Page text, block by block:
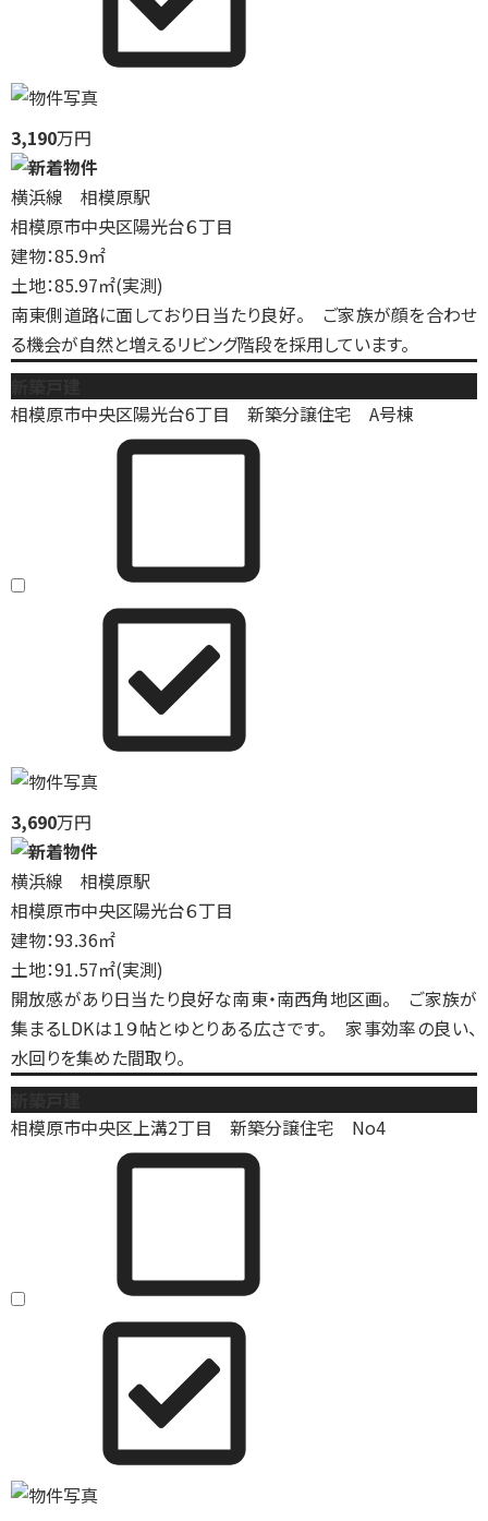
3,190万円
横浜線 相模原駅
相模原市中央区陽光台６丁目
建物：85.9㎡
土地：85.97㎡(実測)
南東側道路に面しており日当たり良好。 ご家族が顔を合わせ
る機会が自然と増えるリビング階段を採用しています。
相模原市中央区陽光台6丁目 新築分譲住宅 A号棟
3,690万円
横浜線 相模原駅
相模原市中央区陽光台６丁目
建物：93.36㎡
土地：91.57㎡(実測)
開放感があり日当たり良好な南東・南西角地区画。 ご家族が
集まるLDKは１９帖とゆとりある広さです。 家事効率の良い、
水回りを集めた間取り。
相模原市中央区上溝2丁目 新築分譲住宅 No4